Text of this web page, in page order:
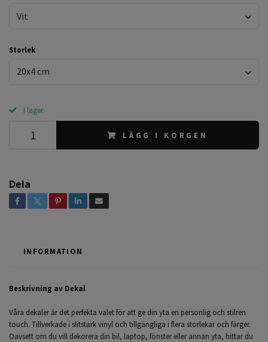
Vit
Storlek
20x4 cm
I lager.
LÄGG I KORGEN
Dela
INFORMATION
Beskrivning av Dekal
Våra dekaler är det perfekta valet för att ge din yta en personlig och stilren
touch. Tillverkade i slitstark vinyl och tillgängliga i flera storlekar och färger.
Oavsett om du vill dekorera din bil, laptop, fönster eller annan yta, hittar du